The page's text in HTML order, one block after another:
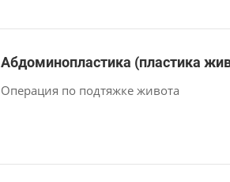
Абдоминопластика (пластика
Операция по подтяжке живота